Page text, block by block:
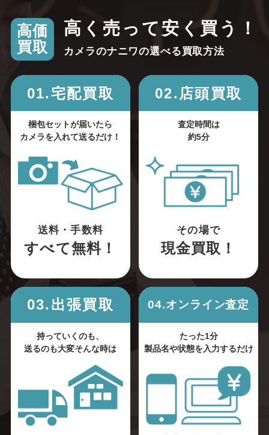
高価
買取
高く売って安く買う！
カメラのナニワの選べる買取方法
01.宅配買取
梱包セットが届いたら
カメラを入れて送るだけ！
送料・手数料
すべて無料！
02.店頭買取
査定時間は
約5分
その場で
現金買取！
03.出張買取
持っていくのも、
送るのも大変そんな時は
04.オンライン査定
たった1分
製品名や状態を入力するだけ